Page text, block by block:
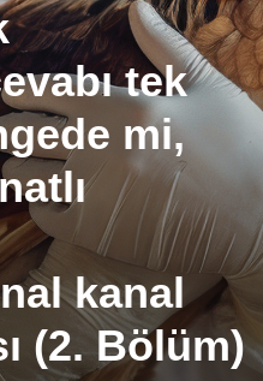
tek
mi,
kanal
(2. Bölüm)